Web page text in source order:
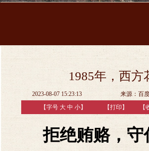
1985年，西
2023-08-07 15:23:13
来源：百
【字号 大 中 小】 【打印 】 【
拒绝贿赂，守